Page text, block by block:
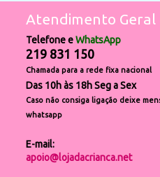
Atendimento Geral
Telefone eWhatsApp
219 831 150
Chamada para a rede fixa nacional
Das 10h às 18h Seg a Sex
Caso não consiga ligação deixe
whatsapp
E-mail:
apoio@lojadacrianca.net